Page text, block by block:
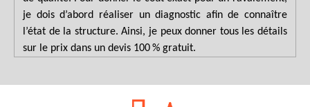
je dois d’abord réaliser un diagnostic afin de connaître
l’état de la structure. Ainsi, je peux donner tous les détails
sur le prix dans un devis 100 % gratuit.